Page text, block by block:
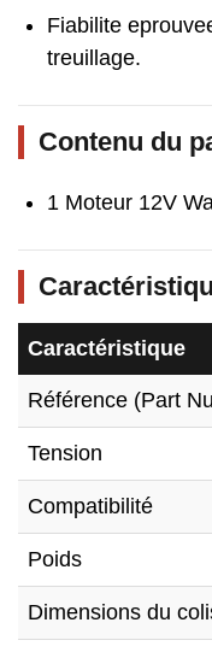
Fiabilite
treuillage.
Contenu du
1 Moteur 12V
Caractéristique
Référence (Part
Tension
Compatibilité
Poids
Dimensions du